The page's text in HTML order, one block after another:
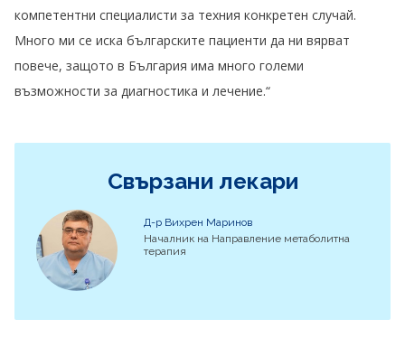
компетентни специалисти за техния конкретен случай.
Много ми се иска българските пациенти да ни вярват
повече, защото в България има много големи
възможности за диагностика и лечение.“
Свързани лекари
Д-р Вихрен Маринов
Началник на Направление метаболитна
терапия